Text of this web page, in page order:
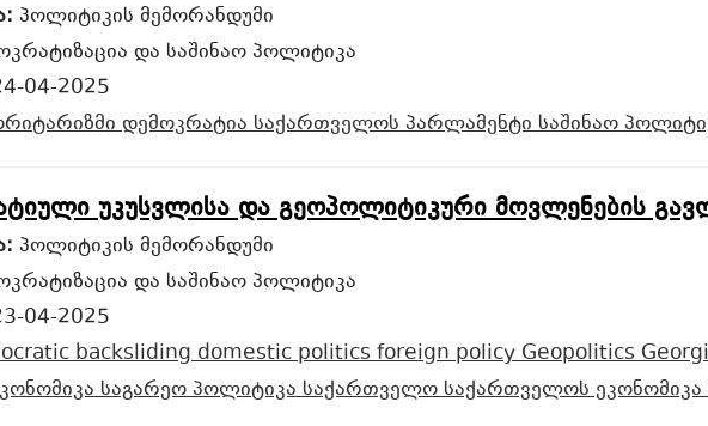
პოლიტიკის მემორანდუმი
და საშინაო პოლიტიკა
04-2025
დემოკრატიასაქართველოს პარლამენტისაშინაო
უკუსვლისა და გეოპოლიტიკური მოვლენების
პოლიტიკის მემორანდუმი
და საშინაო პოლიტიკა
04-2025
backslidingdomestic politicsforeign policyGeopolitics
საგარეო პოლიტიკასაქართველოსაქართველოს ეკონომიკა